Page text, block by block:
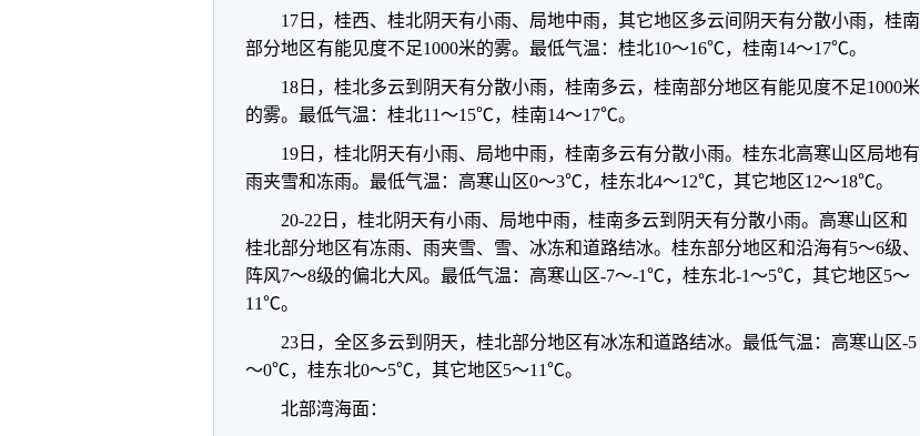
17日，桂西、桂北阴天有小雨、局地中雨，其它地区多云间阴天有分散小雨，桂南
部分地区有能见度不足1000米的雾。最低气温：桂北10～16℃，桂南14～17℃。
18日，桂北多云到阴天有分散小雨，桂南多云，桂南部分地区有能见度不足1000米
的雾。最低气温：桂北11～15℃，桂南14～17℃。
19日，桂北阴天有小雨、局地中雨，桂南多云有分散小雨。桂东北高寒山区局地有
雨夹雪和冻雨。最低气温：高寒山区0～3℃，桂东北4～12℃，其它地区12～18℃。
20-22日，桂北阴天有小雨、局地中雨，桂南多云到阴天有分散小雨。高寒山区和
桂北部分地区有冻雨、雨夹雪、雪、冰冻和道路结冰。桂东部分地区和沿海有5～6级、
阵风7～8级的偏北大风。最低气温：高寒山区-7～-1℃，桂东北-1～5℃，其它地区5～
11℃。
23日，全区多云到阴天，桂北部分地区有冰冻和道路结冰。最低气温：高寒山区-5
～0℃，桂东北0～5℃，其它地区5～11℃。
北部湾海面：